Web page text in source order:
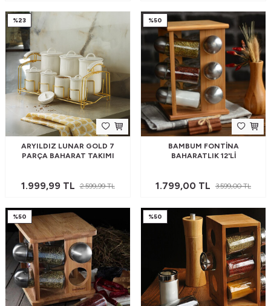
%23
ARYILDIZ LUNAR GOLD 7
PARÇA BAHARAT TAKIMI
1.999,99TL 2.599,99TL
%50
BAMBUM FONTINA
BAHARATLIK 12'LI
1.799,00 TL 3.599,00TL
%50 %50